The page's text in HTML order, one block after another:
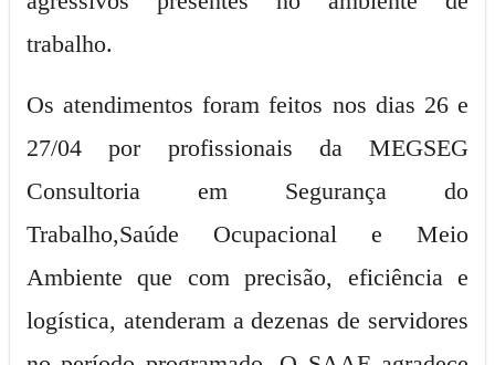
trabalho.
Os atendimentos foram feitos nos dias 26 e
27/04 por profissionais da MEGSEG
Consultoria em Segurança do
Trabalho,Saúde Ocupacional e Meio
Ambiente que com precisão, eficiência e
logística, atenderam a dezenas de servidores